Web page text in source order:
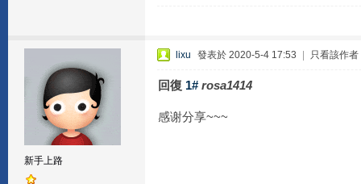
新手上路
lixu 發表於 2020-5-4 17:53 只看該作者
回復 1# rosa1414
感谢分享~~~